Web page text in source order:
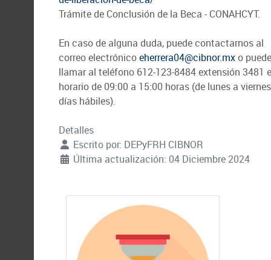
Trámite de Conclusión de la Beca - CONAHCYT.
En caso de alguna duda, puede contactarnos al
correo electrónicoeherrera04@cibnor.mxo puede
llamar al teléfono 612-123-8484 extensión 3481
horario de 09:00 a 15:00 horas (de lunes a
días hábiles).
Detalles
Escrito por: DEPyFRH CIBNOR
Última actualización: 04 Diciembre 2024